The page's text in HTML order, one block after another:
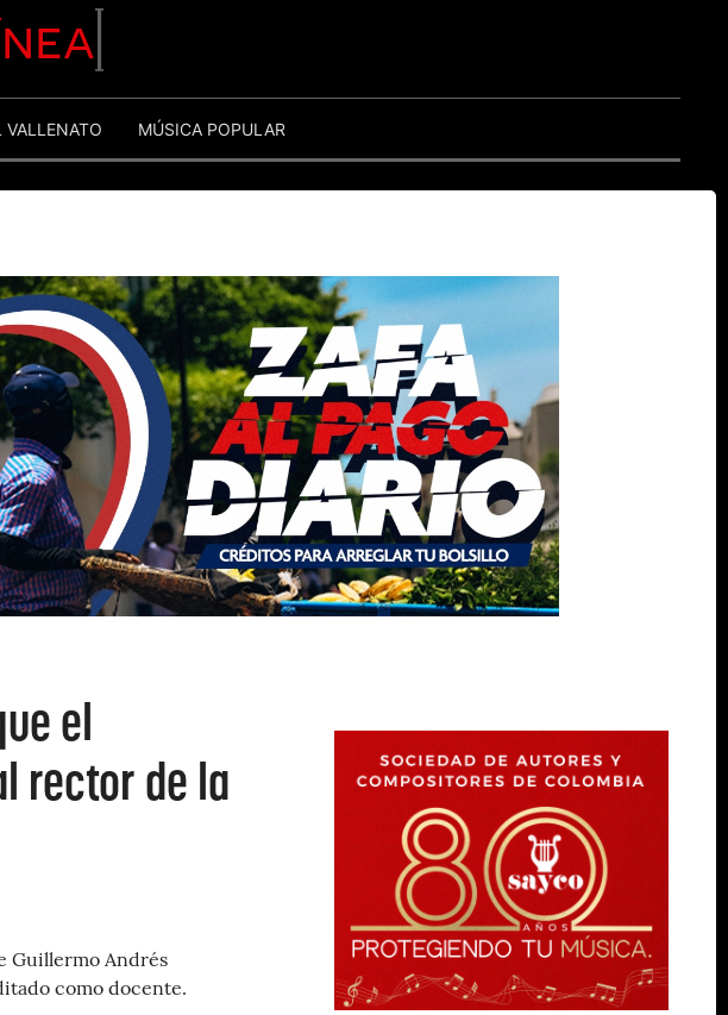
VALLENATO MÚSICA POPULAR
el
rector de la
Guillermo Andrés
como docente.